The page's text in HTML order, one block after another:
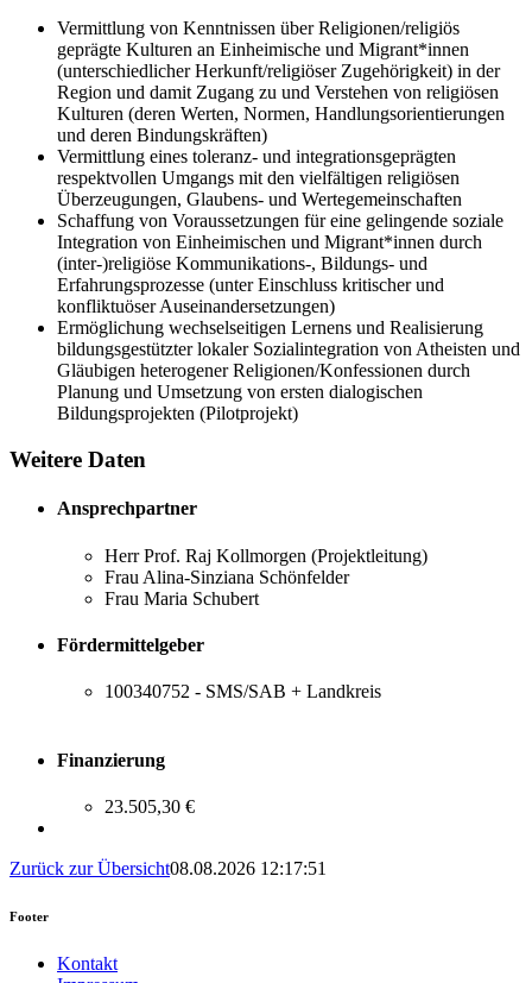
Vermittlung von Kenntnissen über Religionen/religiös
geprägte Kulturen an Einheimische und Migrant*innen
(unterschiedlicher Herkunft/religiöser Zugehörigkeit) in der
Region und damit Zugang zu und Verstehen von religiösen
Kulturen (deren Werten, Normen, Handlungsorientierungen
und deren Bindungskräften)
Vermittlung eines toleranz- und integrationsgeprägten
respektvollen Umgangs mit den vielfältigen religiösen
Überzeugungen, Glaubens- und Wertegemeinschaften
Schaffung von Voraussetzungen für eine gelingende soziale
Integration von Einheimischen und Migrant*innen durch
(inter-)religiöse Kommunikations-, Bildungs- und
Erfahrungsprozesse (unter Einschluss kritischer und
konfliktuöser Auseinandersetzungen)
Ermöglichung wechselseitigen Lernens und Realisierung
bildungsgestützter lokaler Sozialintegration von Atheisten und
Gläubigen heterogener Religionen/Konfessionen durch
Planung und Umsetzung von ersten dialogischen
Bildungsprojekten (Pilotprojekt)
Weitere Daten
Ansprechpartner
Herr Prof. Raj Kollmorgen (Projektleitung)
Frau Alina-Sinziana Schönfelder
Frau Maria Schubert
Fördermittelgeber
100340752 - SMS/SAB + Landkreis
Finanzierung
23.505,30 €
Zurück zur Übersicht08.08.2026 12:17:51
Footer
Kontakt